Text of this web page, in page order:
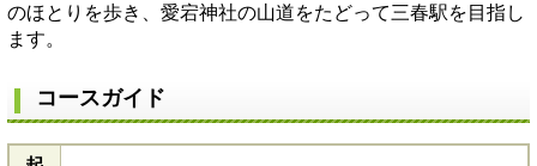
のほとりを歩き、愛宕神社の山道をたどって三春駅を目指し
ます。
コースガイド